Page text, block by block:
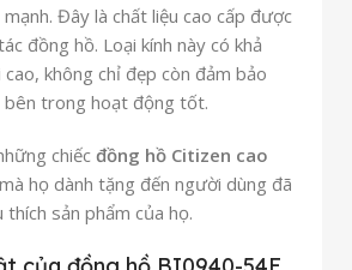
Đây là chất liệu cao cấp được
đồng hồ. Loại kính này có khả
không chỉ đẹp còn đảm bảo
bên trong hoạt động tốt.
chiếc đồng hồ Citizen cao
họ dành tặng đến người dùng đã
sản phẩm của họ.